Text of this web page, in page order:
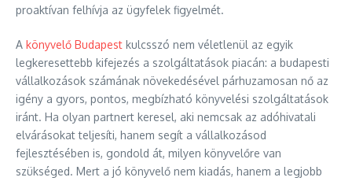
proaktívan felhívja az ügyfelek figyelmét.
A könyvelő Budapest kulcsszó nem véletlenül az egyik
legkeresettebb kifejezés a szolgáltatások piacán: a budapesti
vállalkozások számának növekedésével párhuzamosan nő az
igény a gyors, pontos, megbízható könyvelési szolgáltatások
iránt. Ha olyan partnert keresel, aki nemcsak az adóhivatali
elvárásokat teljesíti, hanem segít a vállalkozásod
fejlesztésében is, gondold át, milyen könyvelőre van
szükséged. Mert a jó könyvelő nem kiadás, hanem a legjobb